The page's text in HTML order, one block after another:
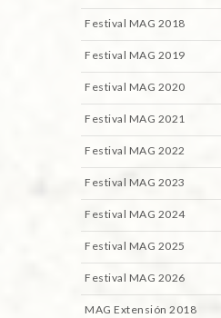
Festival MAG 2018
Festival MAG 2019
Festival MAG 2020
Festival MAG 2021
Festival MAG 2022
Festival MAG 2023
Festival MAG 2024
Festival MAG 2025
Festival MAG 2026
MAG Extensión 2018